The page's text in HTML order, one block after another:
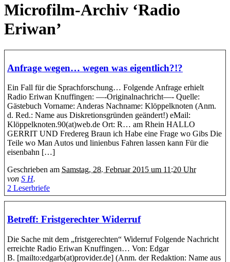
Microfilm-Archiv ‘Radio
Eriwan’
Anfrage wegen… wegen was eigentlich?!?
Ein Fall für die Sprachforschung… Folgende Anfrage erhielt
Radio Eriwan Knuffingen: —-Originalnachricht—- Quelle:
Gästebuch Vorname: Anderas Nachname: Klöppelknoten (Anm.
d. Red.: Name aus Diskretionsgründen geändert!) eMail:
Klöppelknoten.90(at)web.de Ort: R… am Rhein HALLO
GERRIT UND Fredereg Braun ich Habe eine Frage wo Gibs Die
Teile wo Man Autos und linienbus Fahren lassen kann Für die
eisenbahn […]
Geschrieben am Samstag, 28. Februar 2015 um 11:20 Uhr
von S H.
2 Leserbriefe
Betreff: Fristgerechter Widerruf
Die Sache mit dem „fristgerechten“ Widerruf Folgende Nachricht
erreichte Radio Eriwan Knuffingen… Von: Edgar
B. [mailto:edgarb(at)provider.de] (Anm. der Redaktion: Name aus